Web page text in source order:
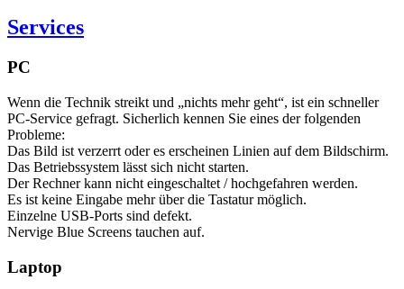
Services
PC
Wenn die Technik streikt und „nichts mehr geht“, ist ein schneller
PC-Service gefragt. Sicherlich kennen Sie eines der folgenden
Probleme:
Das Bild ist verzerrt oder es erscheinen Linien auf dem Bildschirm.
Das Betriebssystem lässt sich nicht starten.
Der Rechner kann nicht eingeschaltet / hochgefahren werden.
Es ist keine Eingabe mehr über die Tastatur möglich.
Einzelne USB-Ports sind defekt.
Nervige Blue Screens tauchen auf.
Laptop